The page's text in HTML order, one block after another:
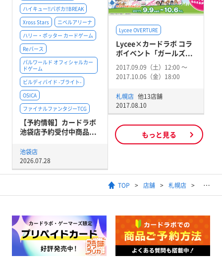
ハイキュー!!バボカ!!BREAK
Xross Stars
ニベルアリーナ
ハリー・ポッター カードゲーム
Reバース
パルワールド オフィシャルカー
ドゲーム
ビルディバイド -ブライト-
OSICA
ファイナルファンタジーTCG
【予約情報】カードラボ
池袋店予約受付中商品...
池袋店
2026.07.28
Lycee OVERTURE
Lycee×カードラボ コラ
ボイベント「ガールズ...
2017.09.09（土）12:00 〜
2017.10.06（金）18:00
札幌店 他13店舗
2017.08.10
もっと見る
TOP 店舗 札幌店